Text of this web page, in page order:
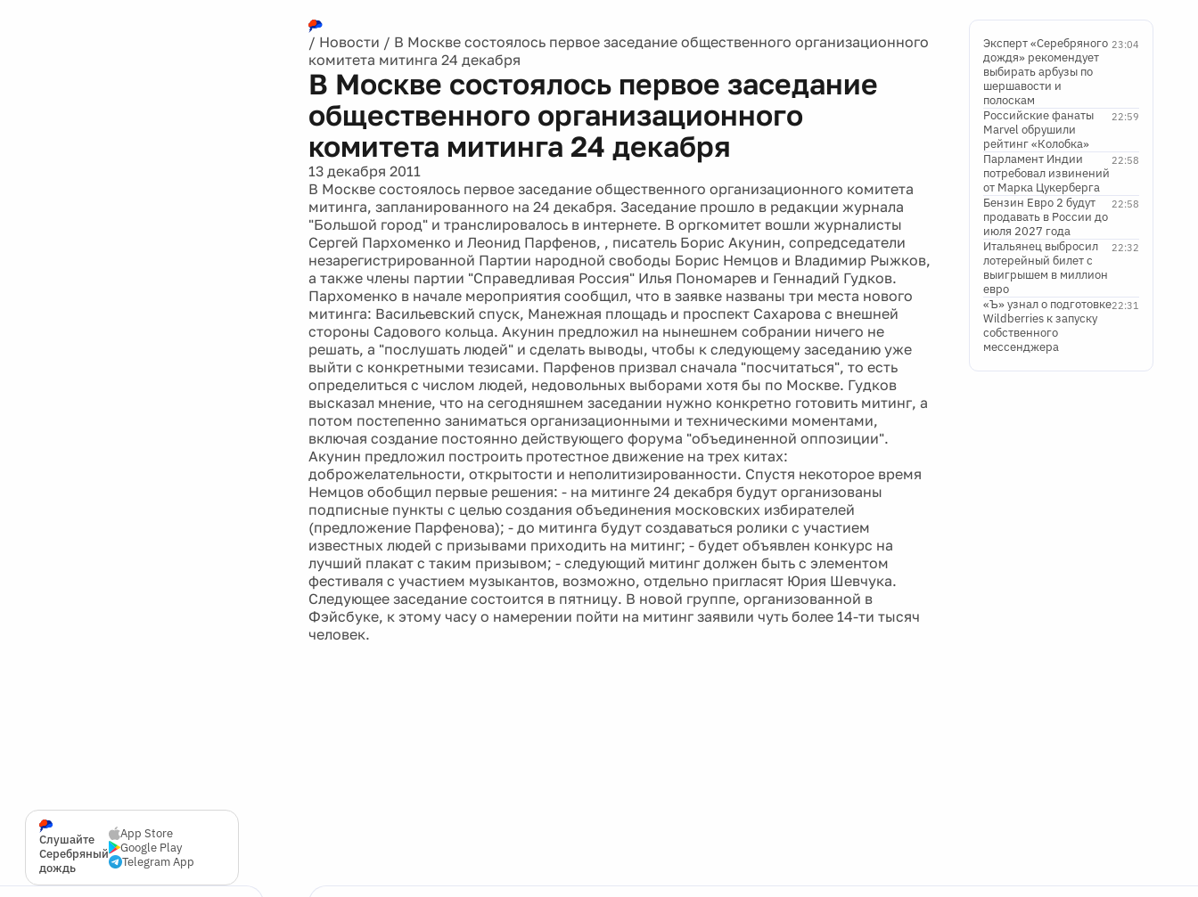
Слушайте
Серебряный
дождь
App Store
Google Play
Telegram App
/ Новости / В Москве состоялось первое заседание общественного организационного
комитета митинга 24 декабря
В Москве состоялось первое заседание
общественного организационного
комитета митинга 24 декабря
13 декабря 2011
В Москве состоялось первое заседание общественного организационного комитета
митинга, запланированного на 24 декабря. Заседание прошло в редакции журнала
"Большой город" и транслировалось в интернете. В оргкомитет вошли журналисты
Сергей Пархоменко и Леонид Парфенов, , писатель Борис Акунин, сопредседатели
незарегистрированной Партии народной свободы Борис Немцов и Владимир Рыжков,
а также члены партии "Справедливая Россия" Илья Пономарев и Геннадий Гудков.
Пархоменко в начале мероприятия сообщил, что в заявке названы три места нового
митинга: Васильевский спуск, Манежная площадь и проспект Сахарова с внешней
стороны Садового кольца. Акунин предложил на нынешнем собрании ничего не
решать, а "послушать людей" и сделать выводы, чтобы к следующему заседанию уже
выйти с конкретными тезисами. Парфенов призвал сначала "посчитаться", то есть
определиться с числом людей, недовольных выборами хотя бы по Москве. Гудков
высказал мнение, что на сегодняшнем заседании нужно конкретно готовить митинг, а
потом постепенно заниматься организационными и техническими моментами,
включая создание постоянно действующего форума "объединенной оппозиции".
Акунин предложил построить протестное движение на трех китах:
доброжелательности, открытости и неполитизированности. Спустя некоторое время
Немцов обобщил первые решения: - на митинге 24 декабря будут организованы
подписные пункты с целью создания объединения московских избирателей
(предложение Парфенова); - до митинга будут создаваться ролики с участием
известных людей с призывами приходить на митинг; - будет объявлен конкурс на
лучший плакат с таким призывом; - следующий митинг должен быть с элементом
фестиваля с участием музыкантов, возможно, отдельно пригласят Юрия Шевчука.
Следующее заседание состоится в пятницу. В новой группе, организованной в
Фэйсбуке, к этому часу о намерении пойти на митинг заявили чуть более 14-ти тысяч
человек.
23:04
Эксперт «Серебряного
дождя» рекомендует
выбирать арбузы по
шершавости и
полоскам
22:59
Российские фанаты
Marvel обрушили
рейтинг «Колобка»
22:58
Парламент Индии
потребовал извинений
от Марка Цукерберга
22:58
Бензин Евро 2 будут
продавать в России до
июля 2027 года
22:32
Итальянец выбросил
лотерейный билет с
выигрышем в миллион
евро
22:31
«Ъ» узнал о подготовке
Wildberries к запуску
собственного
мессенджера